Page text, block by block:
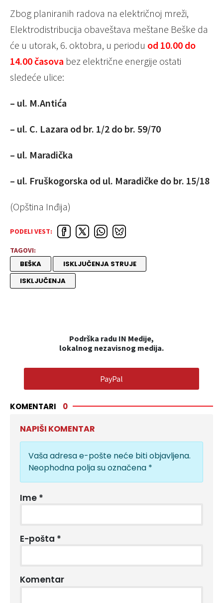
Zbog planiranih radova na električnoj mreži,
Elektrodistribucija obaveštava meštane Beške da
će u utorak, 6. oktobra, u periodu od 10.00 do
14.00 časova bez električne energije ostati
sledeće ulice:
– ul. M.Antića
– ul. C. Lazara od br. 1/2 do br. 59/70
– ul. Maradička
– ul. Fruškogorska od ul. Maradičke do br. 15/18
(Opština Inđija)
PODELI VEST:
TAGOVI:
BEŠKA
ISKLJUČENJA STRUJE
ISKLJUČENJA
Podrška radu IN Medije,
lokalnog nezavisnog medija.
PayPal
KOMENTARI 0
NAPIŠI KOMENTAR
Vaša adresa e-pošte neće biti objavljena.
Neophodna polja su označena *
Ime *
E-pošta *
Komentar